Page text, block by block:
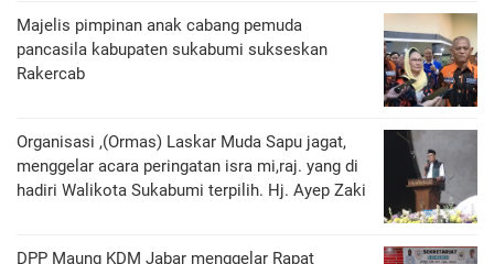
Majelis pimpinan anak cabang pemuda
pancasila kabupaten sukabumi sukseskan
Rakercab
Organisasi ,(Ormas) Laskar Muda Sapu jagat,
menggelar acara peringatan isra mi,raj. yang di
hadiri Walikota Sukabumi terpilih. Hj. Ayep Zaki
DPP Maung KDM Jabar menggelar Rapat